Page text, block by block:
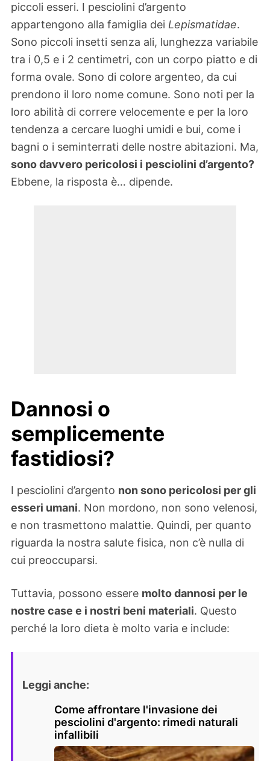
piccoli esseri. I pesciolini d’argento
appartengono alla famiglia dei Lepismatidae.
Sono piccoli insetti senza ali, lunghezza variabile
tra i 0,5 e i 2 centimetri, con un corpo piatto e di
forma ovale. Sono di colore argenteo, da cui
prendono il loro nome comune. Sono noti per la
loro abilità di correre velocemente e per la loro
tendenza a cercare luoghi umidi e bui, come i
bagni o i seminterrati delle nostre abitazioni. Ma,
sono davvero pericolosi i pesciolini d’argento?
Ebbene, la risposta è… dipende.
Dannosi o
semplicemente
fastidiosi?
I pesciolini d’argento non sono pericolosi per gli
esseri umani. Non mordono, non sono velenosi,
e non trasmettono malattie. Quindi, per quanto
riguarda la nostra salute fisica, non c’è nulla di
cui preoccuparsi.
Tuttavia, possono essere molto dannosi per le
nostre case e i nostri beni materiali. Questo
perché la loro dieta è molto varia e include:
Leggi anche:
Come affrontare l'invasione dei
pesciolini d'argento: rimedi naturali
infallibili